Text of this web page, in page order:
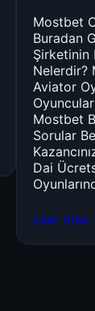
Mostbet
Buradan
Şirketinin
Nelerdir?
Aviator
Mostbet
Sorular
Dai
Leer más